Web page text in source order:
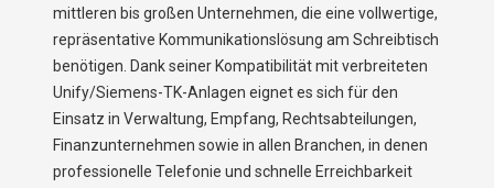
mittleren bis großen Unternehmen, die eine vollwertige,
repräsentative Kommunikationslösung am Schreibtisch
benötigen. Dank seiner Kompatibilität mit verbreiteten
Unify/Siemens-TK-Anlagen eignet es sich für den
Einsatz in Verwaltung, Empfang, Rechtsabteilungen,
Finanzunternehmen sowie in allen Branchen, in denen
professionelle Telefonie und schnelle Erreichbarkeit